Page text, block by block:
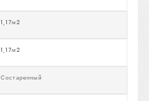
1,17м2
1,17м2
Состаренный